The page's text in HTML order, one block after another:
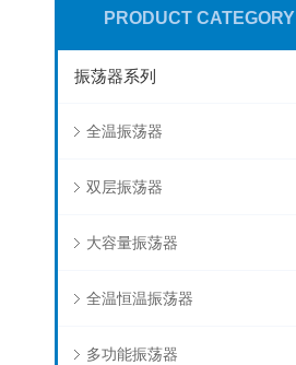
PRODUCT CATEGORY
振荡器系列
全温振荡器
双层振荡器
大容量振荡器
全温恒温振荡器
多功能振荡器